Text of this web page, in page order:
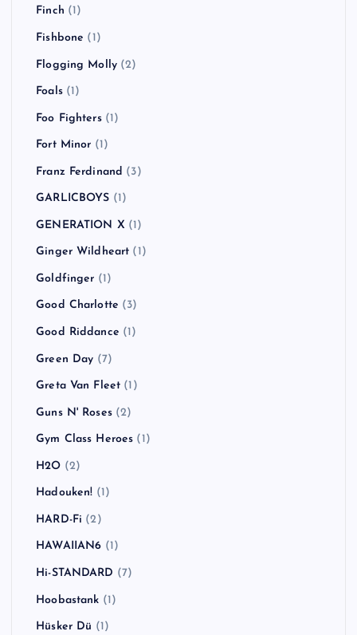
Finch (1)
Fishbone (1)
Flogging Molly (2)
Foals(1)
Foo Fighters(1)
Fort Minor (1)
Franz Ferdinand (3)
GARLICBOYS (1)
GENERATION X (1)
Ginger Wildheart (1)
Goldfinger (1)
Good Charlotte (3)
Good Riddance (1)
Green Day (7)
Greta Van Fleet (1)
Guns N' Roses(2)
Gym Class Heroes (1)
H2O (2)
Hadouken! (1)
HARD-Fi (2)
HAWAIIAN6 (1)
Hi-STANDARD (7)
Hoobastank (1)
Hüsker Dü (1)